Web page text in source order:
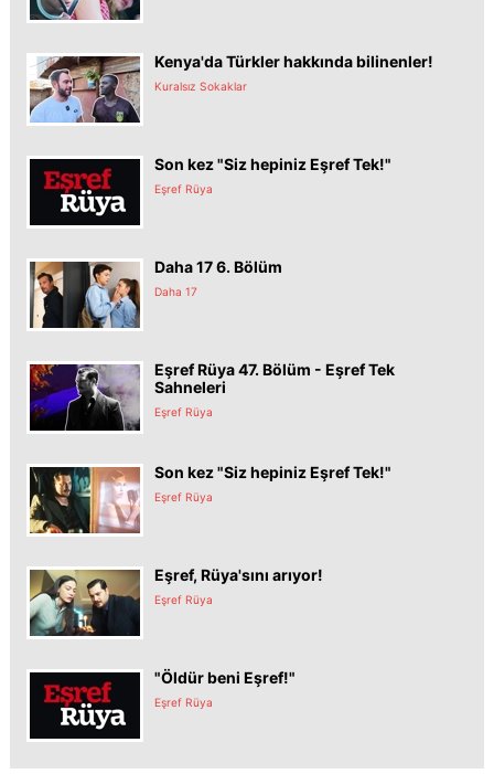
Kenya'da Türkler hakkında bilinenler!
Kuralsız Sokaklar
Son kez "Siz hepiniz Eşref Tek!"
Eşref Rüya
Daha 17 6. Bölüm
Daha 17
Eşref Rüya 47. Bölüm - Eşref Tek
Sahneleri
Eşref Rüya
Son kez "Siz hepiniz Eşref Tek!"
Eşref Rüya
Eşref, Rüya'sını arıyor!
Eşref Rüya
"Öldür beni Eşref!"
Eşref Rüya